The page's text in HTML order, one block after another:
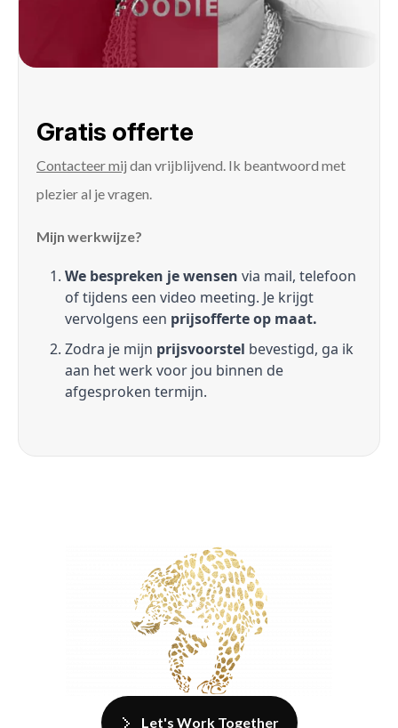
Gratis offerte
Contacteer mij dan vrijblijvend. Ik beantwoord met
plezier al je vragen.
Mijn werkwijze?
We bespreken je wensen via mail, telefoon
of tijdens een video meeting. Je krijgt
vervolgens een prijsofferte op maat.
Zodra je mijn prijsvoorstel bevestigd, ga ik
aan het werk voor jou binnen de
afgesproken termijn.
Let's Work Together